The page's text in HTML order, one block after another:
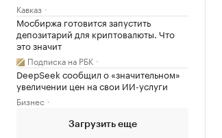
Кавказ
Мосбиржа готовится запустить
депозитарий для криптовалюты. Что
это значит
Подписка на РБК
DeepSeek сообщил о «значительном»
увеличении цен на свои ИИ-услуги
Бизнес
Загрузить еще